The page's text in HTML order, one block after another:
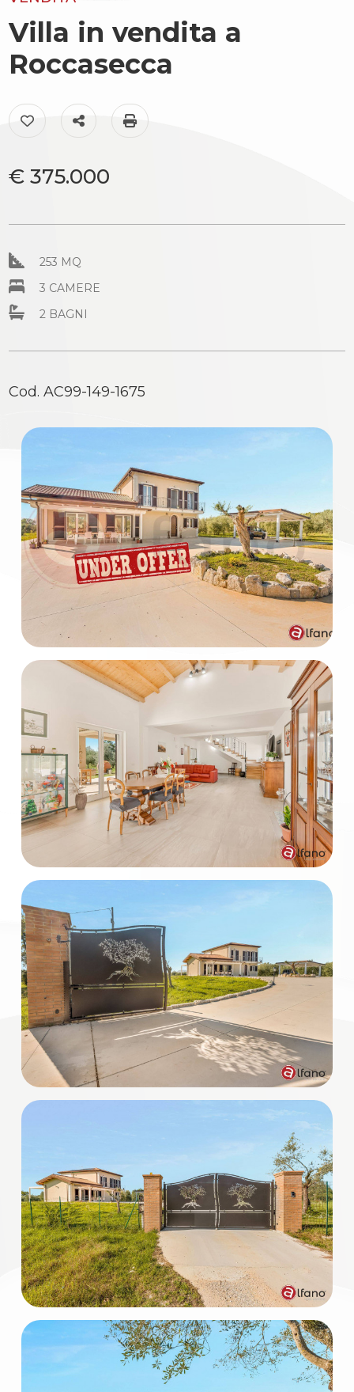
Villa in vendita a
Roccasecca
Preferiti: Cod. AC99-149-1675
Condividi
€ 375.000
253 MQ
3 CAMERE
2 BAGNI
Cod. AC99-149-1675
Il
territorio
News
Provincia
multiscelta
Residenziali
Commerciali
Terreni
Prezzo
mq
Locali
minimi
Qualsiasi
1
2
5+
Bagni
minimi
Qualsiasi